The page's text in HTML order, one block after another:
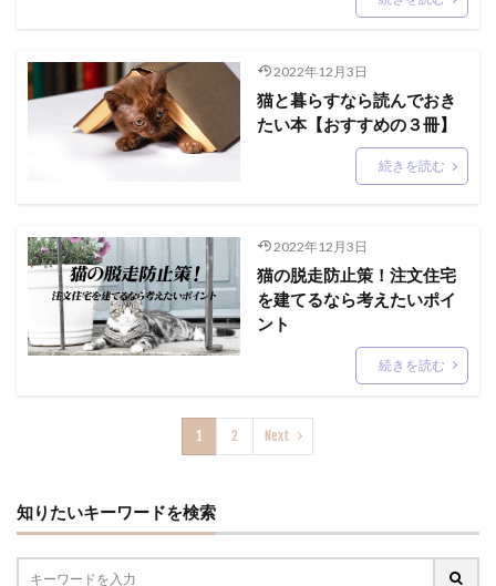
2022年12月3日
猫と暮らすなら読んでおき
たい本【おすすめの３冊】
続きを読む
2022年12月3日
猫の脱走防止策！注文住宅
を建てるなら考えたいポイ
ント
続きを読む
1 2 Next
知りたいキーワードを検索